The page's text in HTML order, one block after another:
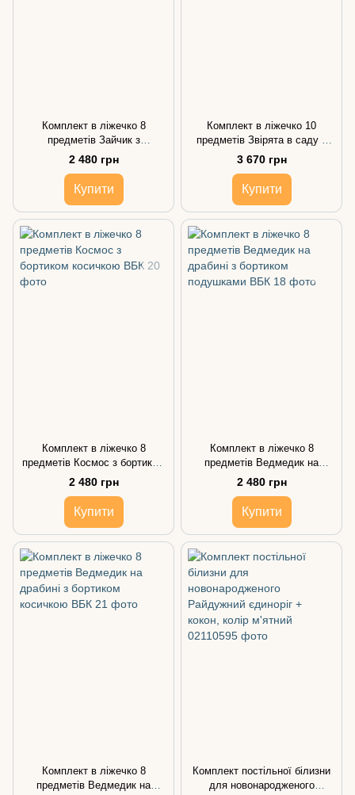
Комплект в ліжечко 8
предметів Зайчик з
метеликами з бортиком
косичкою
2 480 грн
Купити
Комплект в ліжечко 10
предметів Звірята в саду з
бортиком подушками
3 670 грн
Купити
Комплект в ліжечко 8
предметів Космос з бортиком
косичкою
2 480 грн
Купити
Комплект в ліжечко 8
предметів Ведмедик на
драбині з бортиком
подушками
2 480 грн
Купити
Комплект в ліжечко 8
предметів Ведмедик на
Комплект постільної білизни
для новонародженого